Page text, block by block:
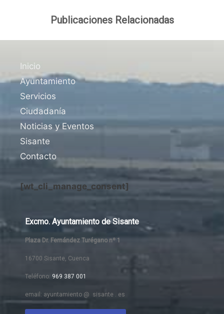
Publicaciones Relacionadas
Inicio
Ayuntamiento
Servicios
Ciudadanía
Noticias y Eventos
Sisante
Contacto
[wt_cli_manage_consent]
Excmo. Ayuntamiento de Sisante
Plaza Dr. Fernández Turégano nº 1
16700 Sisante, Cuenca
Teléfono: 969 387 001
email: ayuntamiento @ sisante . es